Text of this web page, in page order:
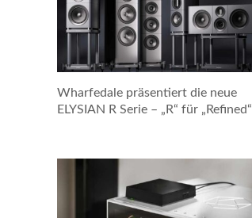
Wharfedale präsentiert die neue
ELYSIAN R Serie – „R“ für „Refined“